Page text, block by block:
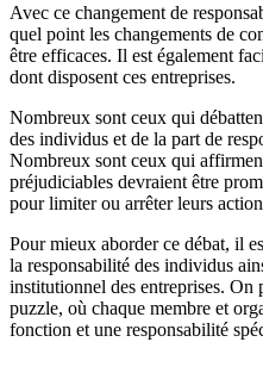
Avec ce changement de
quel point les changements de
être efficaces. Il est également
dont disposent ces entreprises.
Nombreux sont ceux qui
des individus et de la part de
Nombreux sont ceux qui
préjudiciables devraient être
pour limiter ou arrêter leurs
Pour mieux aborder ce débat, il
la responsabilité des individus
institutionnel des entreprises.
puzzle, où chaque membre et
fonction et une responsabilité